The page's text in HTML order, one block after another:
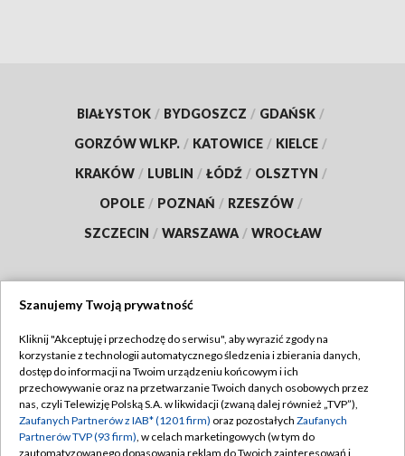
BIAŁYSTOK / BYDGOSZCZ / GDAŃSK /
GORZÓW WLKP. / KATOWICE / KIELCE /
KRAKÓW / LUBLIN / ŁÓDŹ / OLSZTYN /
OPOLE / POZNAŃ / RZESZÓW /
SZCZECIN / WARSZAWA / WROCŁAW
TVP
Abonament TVP
Emisja w TVP
Centrum informacji TVP
Regulamin TVP
Polityka prywatności
Moje zgody
Szanujemy Twoją prywatność
Kliknij "Akceptuję i przechodzę do serwisu", aby wyrazić zgody na
korzystanie z technologii automatycznego śledzenia i zbierania danych,
dostęp do informacji na Twoim urządzeniu końcowym i ich
przechowywanie oraz na przetwarzanie Twoich danych osobowych przez
nas, czyli Telewizję Polską S.A. w likwidacji (zwaną dalej również „TVP”),
Zaufanych Partnerów z IAB* (1201 firm) oraz pozostałych Zaufanych
Partnerów TVP (93 firm), w celach marketingowych (w tym do
zautomatyzowanego dopasowania reklam do Twoich zainteresowań i